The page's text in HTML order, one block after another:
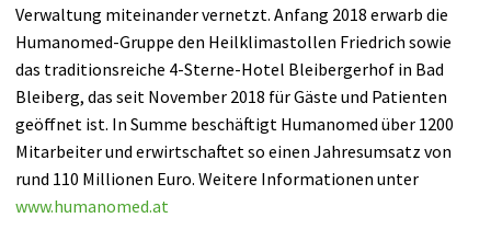
Verwaltung miteinander vernetzt. Anfang 2018 erwarb die
Humanomed-Gruppe den Heilklimastollen Friedrich sowie
das traditionsreiche 4-Sterne-Hotel Bleibergerhof in Bad
Bleiberg, das seit November 2018 für Gäste und Patienten
geöffnet ist. In Summe beschäftigt Humanomed über 1200
Mitarbeiter und erwirtschaftet so einen Jahresumsatz von
rund 110 Millionen Euro. Weitere Informationen unter
www.humanomed.at